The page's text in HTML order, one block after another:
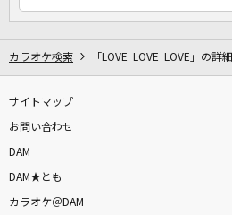
カラオケ検索 「LOVE LOVE LOVE」の詳細
サイトマップ
お問い合わせ
DAM
DAM★とも
カラオケ＠DAM